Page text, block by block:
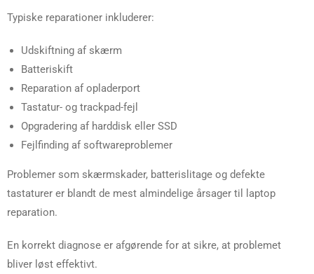
Typiske reparationer inkluderer:
Udskiftning af skærm
Batteriskift
Reparation af opladerport
Tastatur- og trackpad-fejl
Opgradering af harddisk eller SSD
Fejlfinding af softwareproblemer
Problemer som skærmskader, batterislitage og defekte
tastaturer er blandt de mest almindelige årsager til laptop
reparation.
En korrekt diagnose er afgørende for at sikre, at problemet
bliver løst effektivt.